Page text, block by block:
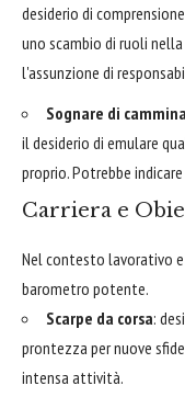
desiderio di
uno scambio di ruoli
l'assunzione di
Sognare di
il desiderio di emulare
proprio. Potrebbe
Carriera e
Nel contesto lavorativo
barometro potente.
Scarpe da corsa:
prontezza per nuove
intensa attività.